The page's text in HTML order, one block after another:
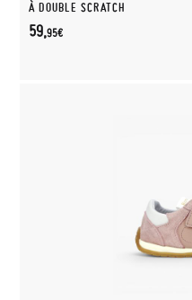
À DOUBLE SCRATCH
59,95€